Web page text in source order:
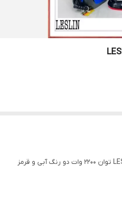
اتو بخار رمانتیک هوم مدل LESLIN توان 2200 وات دو رنگ آبی و قرمز